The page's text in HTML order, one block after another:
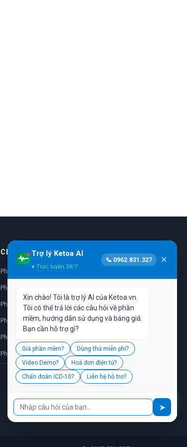
CHUYÊN KHOA
Phần mềm nhi khoa
Phần mềm da liễu
Phần mềm nhãn khoa
Phần mềm sản phụ khoa
Phần mềm nha khoa
Phần mềm y học cổ truyền
📞
Trợ lý Ketoa AI
● Trực tuyến 24/7
📞 0962.831.327 ✕
Xin chào! Tôi là trợ lý AI của Ketoa.vn.
Tôi có thể trả lời các câu hỏi về phần
mềm, hướng dẫn sử dụng và bảng giá.
Bạn cần hỗ trợ gì?
Giá phần mềm?
Dùng thử miễn phí?
Video Demo?
Hoá đơn điện tử?
Chẩn đoán ICD-10?
Liên hệ hỗ trợ?
➤